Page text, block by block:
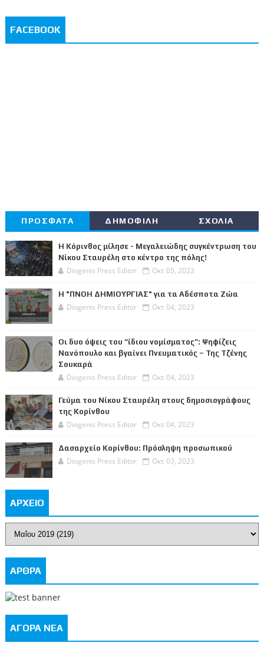
FACEBOOK
ΠΡΟΣΦΑΤΑ ΔΗΜΟΦΙΛΗ ΣΧΟΛΙΑ
Η Κόρινθος μίλησε - Μεγαλειώδης συγκέντρωση του
Νίκου Σταυρέλη στο κέντρο της πόλης!
Diogenis Press Editor Οκτ 05, 2023
Η "ΠΝΟΗ ΔΗΜΙΟΥΡΓΙΑΣ" για τα Αδέσποτα Ζώα
Diogenis Press Editor Οκτ 04, 2023
Οι δυο όψεις του “ίδιου νομίσματος”: Ψηφίζεις
Νανόπουλο και βγαίνει Πνευματικός – Της Τζένης
Σουκαρά
Diogenis Press Editor Οκτ 04, 2023
Γεύμα του Νίκου Σταυρέλη στους δημοσιογράφους
της Κορίνθου
Diogenis Press Editor Οκτ 04, 2023
Δασαρχείο Κορίνθου: Πρόσληψη προσωπικού
Diogenis Press Editor Οκτ 03, 2023
ΑΡΧΕΙΟ
ΑΡΘΡΑ
ΑΓΟΡΑ ΝΕΑ